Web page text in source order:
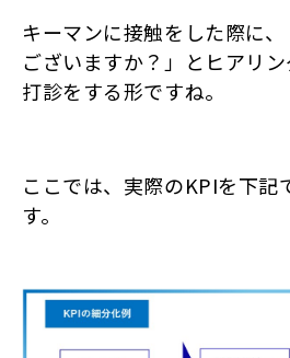
キーマンに接触をした際に
ございますか？」とヒアリ
打診をする形ですね。
ここでは、実際のKPIを下記
す。